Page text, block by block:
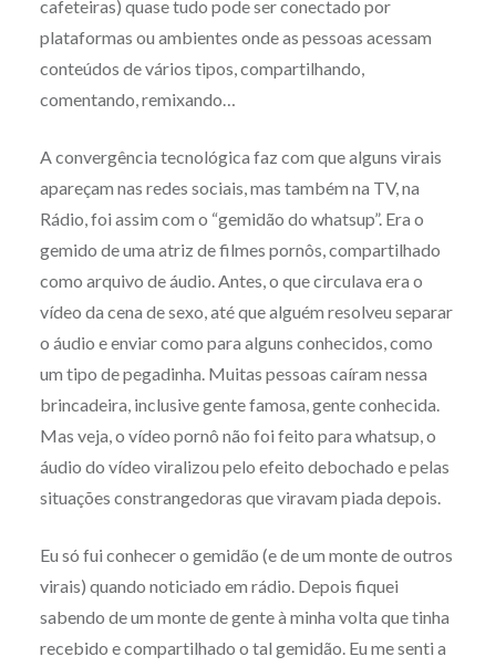
cafeteiras) quase tudo pode ser conectado por
plataformas ou ambientes onde as pessoas acessam
conteúdos de vários tipos, compartilhando,
comentando, remixando…
A convergência tecnológica faz com que alguns virais
apareçam nas redes sociais, mas também na TV, na
Rádio, foi assim com o “gemidão do whatsup”. Era o
gemido de uma atriz de filmes pornôs, compartilhado
como arquivo de áudio. Antes, o que circulava era o
vídeo da cena de sexo, até que alguém resolveu separar
o áudio e enviar como para alguns conhecidos, como
um tipo de pegadinha. Muitas pessoas caíram nessa
brincadeira, inclusive gente famosa, gente conhecida.
Mas veja, o vídeo pornô não foi feito para whatsup, o
áudio do vídeo viralizou pelo efeito debochado e pelas
situações constrangedoras que viravam piada depois.
Eu só fui conhecer o gemidão (e de um monte de outros
virais) quando noticiado em rádio. Depois fiquei
sabendo de um monte de gente à minha volta que tinha
recebido e compartilhado o tal gemidão. Eu me senti a